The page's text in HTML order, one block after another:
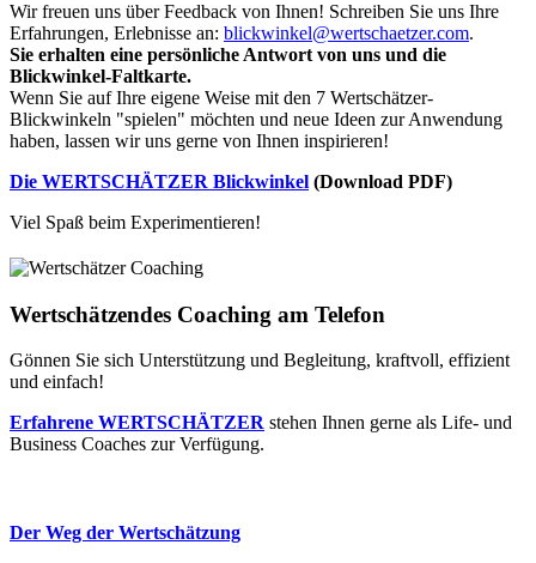
Wir freuen uns über Feedback von Ihnen! Schreiben Sie uns Ihre
Erfahrungen, Erlebnisse an: blickwinkel@wertschaetzer.com.
Sie erhalten eine persönliche Antwort von uns und die
Blickwinkel-Faltkarte.
Wenn Sie auf Ihre eigene Weise mit den 7 Wertschätzer-
Blickwinkeln "spielen" möchten und neue Ideen zur Anwendung
haben, lassen wir uns gerne von Ihnen inspirieren!
Die WERTSCHÄTZER Blickwinkel (Download PDF)
Viel Spaß beim Experimentieren!
Wertschätzendes Coaching am Telefon
Gönnen Sie sich Unterstützung und Begleitung, kraftvoll, effizient
und einfach!
Erfahrene WERTSCHÄTZER stehen Ihnen gerne als Life- und
Business Coaches zur Verfügung.
Der Weg der Wertschätzung